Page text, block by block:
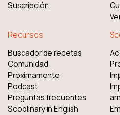
Suscripción
Recursos
Buscador de recetas
Comunidad
Próximamente
Podcast
Preguntas frecuentes
Scoolinary in English